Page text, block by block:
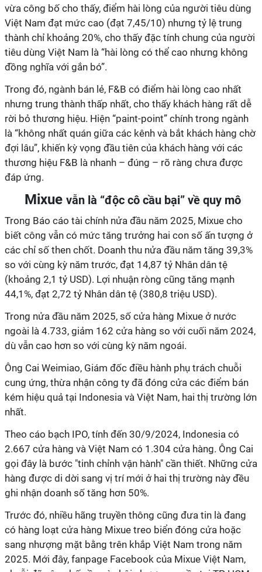
vừa công bố cho thấy, điểm hài lòng của người tiêu dùng
Việt Nam đạt mức cao (đạt 7,45/10) nhưng tỷ lệ trung
thành chỉ khoảng 20%, cho thấy đặc tính chung của người
tiêu dùng Việt Nam là “hài lòng có thể cao nhưng không
đồng nghĩa với gắn bó”.
Trong đó, ngành bán lẻ, F&B có điểm hài lòng cao nhất
nhưng trung thành thấp nhất, cho thấy khách hàng rất dễ
rời bỏ thương hiệu. Hiện “paint-point” chính trong ngành
là “không nhất quán giữa các kênh và bắt khách hàng chờ
đợi lâu”, khiến kỳ vọng đầu tiên của khách hàng với các
thương hiệu F&B là nhanh – đúng – rõ ràng chưa được
đáp ứng.
Mixue vẫn là “độc cô cầu bại” về quy mô
Trong Báo cáo tài chính nửa đầu năm 2025, Mixue cho
biết công vẫn có mức tăng trưởng hai con số ấn tượng ở
các chỉ số then chốt. Doanh thu nửa đầu năm tăng 39,3%
so với cùng kỳ năm trước, đạt 14,87 tỷ Nhân dân tệ
(khoảng 2,1 tỷ USD). Lợi nhuận ròng cũng tăng mạnh
44,1%, đạt 2,72 tỷ Nhân dân tệ (380,8 triệu USD).
Trong nửa đầu năm 2025, số cửa hàng Mixue ở nước
ngoài là 4.733, giảm 162 cửa hàng so với cuối năm 2024,
dù vẫn cao hơn so với cùng kỳ năm ngoái.
Ông Cai Weimiao, Giám đốc điều hành phụ trách chuỗi
cung ứng, thừa nhận công ty đã đóng cửa các điểm bán
kém hiệu quả tại Indonesia và Việt Nam, hai thị trường lớn
nhất.
Theo cáo bạch IPO, tính đến 30/9/2024, Indonesia có
2.667 cửa hàng và Việt Nam có 1.304 cửa hàng. Ông Cai
gọi đây là bước "tinh chỉnh vận hành" cần thiết. Những cửa
hàng được di dời sang vị trí mới ở hai thị trường này đều
ghi nhận doanh số tăng hơn 50%.
Trước đó, nhiều hãng truyền thông cũng đưa tin là đang
có hàng loạt cửa hàng Mixue treo biển đóng cửa hoặc
sang nhượng mặt bằng trên khắp Việt Nam trong năm
2025. Mới đây, fanpage Facebook của Mixue Việt Nam,